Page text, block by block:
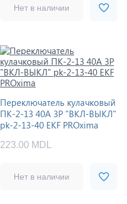
Нет в наличии
Переключатель кулачковый
ПК-2-13 40А 3P "ВКЛ-ВЫКЛ"
pk-2-13-40 EKF PROxima
223.00 MDL
Нет в наличии